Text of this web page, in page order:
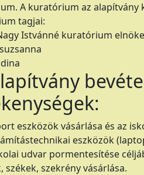
A kuratórium az alapítvány
tagjai:
Istvánné kuratórium
eszközök vásárlása és az
eszközök
udvar pormentesítése
székek, szekrény vásárlása.